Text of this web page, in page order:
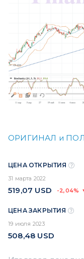
ОРИГИНАЛ и
ЦЕНА ОТКРЫТИЯ
31 марта 2022
519,07 USD -2,04%
ЦЕНА ЗАКРЫТИЯ
19 июля 2023
508,48 USD